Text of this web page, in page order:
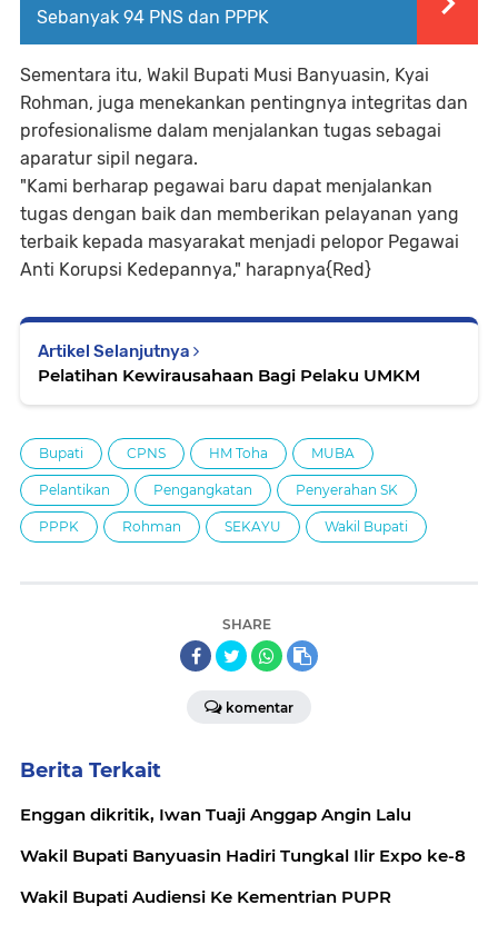
Sebanyak 94 PNS dan PPPK
Sementara itu, Wakil Bupati Musi Banyuasin, Kyai
Rohman, juga menekankan pentingnya integritas dan
profesionalisme dalam menjalankan tugas sebagai
aparatur sipil negara.
"Kami berharap pegawai baru dapat menjalankan
tugas dengan baik dan memberikan pelayanan yang
terbaik kepada masyarakat menjadi pelopor Pegawai
Anti Korupsi Kedepannya," harapnya{Red}
Artikel Selanjutnya
Pelatihan Kewirausahaan Bagi Pelaku UMKM
Bupati CPNS HM Toha MUBA
Pelantikan Pengangkatan Penyerahan SK
PPPK Rohman SEKAYU Wakil Bupati
SHARE
komentar
Berita Terkait
Enggan dikritik, Iwan Tuaji Anggap Angin Lalu
Wakil Bupati Banyuasin Hadiri Tungkal Ilir Expo ke-8
Wakil Bupati Audiensi Ke Kementrian PUPR